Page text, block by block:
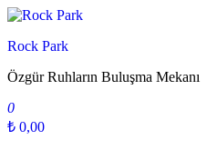
İçeriğe
Rock Park
Özgür Ruhların Buluşma Mekanı
0
₺ 0,00